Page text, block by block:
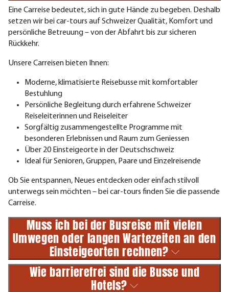
Eine Carreise bedeutet, sich in gute Hände zu begeben. Deshalb
setzen wir bei car-tours auf Schweizer Qualität, Komfort und
persönliche Betreuung – von der Abfahrt bis zur sicheren
Rückkehr.
Unsere Carreisen bieten Ihnen:
Moderne, klimatisierte Reisebusse mit komfortabler
Bestuhlung
Persönliche Begleitung durch erfahrene Schweizer
Reiseleiterinnen und Reiseleiter
Sorgfältig zusammengestellte Programme mit
besonderen Erlebnissen und Raum zum Geniessen
Über 20 Einsteigeorte in der Deutschschweiz
Ideal für Senioren, Gruppen, Paare und Einzelreisende
Ob Sie entspannen, Neues entdecken oder einfach stilvoll
unterwegs sein möchten – bei car-tours finden Sie die passende
Carreise.
Muss ich bei der Busreise mit vielen
Umwegen oder langen Wartezeiten an den
Einsteigeorten rechnen?
Wie barrierefrei sind die Busse und
Hotels?